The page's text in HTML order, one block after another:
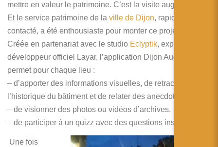
mettre en valeur le patrimoine. C’est la visite augmentée !
Et le service patrimoine de la ville de Dijon, rapidement
contacté, a été enthousiaste pour monter ce projet-test.
Créée en partenariat avec le studio Eclyptik, expert et
développeur officiel Layar, l’application Dijon Augmentée
permet pour chaque lieu :
– d’apporter des informations visuelles, de retracer
l’historique du bâtiment et de relater des anecdotes,
– de visionner des photos ou vidéos d’archives,
– de participer à un quizz avec des questions insolites.
Une fois